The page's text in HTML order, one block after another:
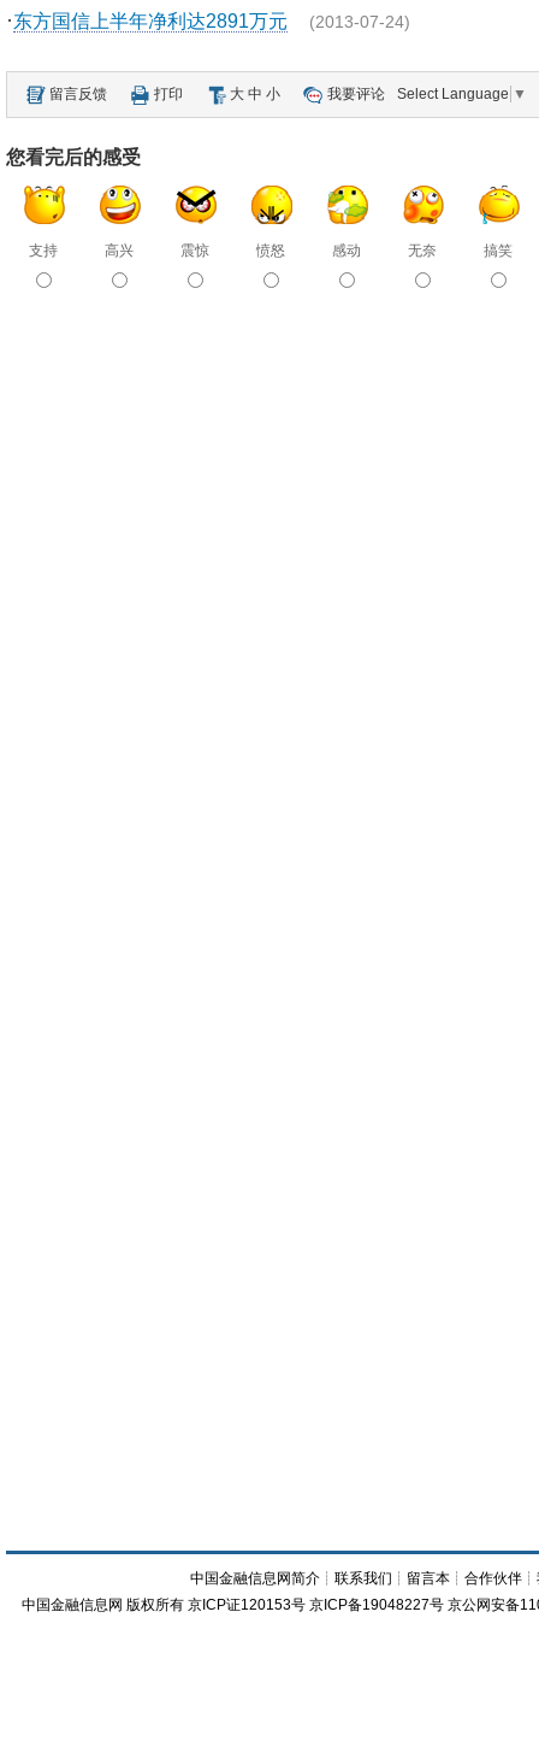
·东方国信上半年净利达2891万元 (2013-07-24)
留言反馈 打印 大 中 小 我要评论 Select Language ▼
您看完后的感受
支持 高兴 震惊 愤怒 感动 无奈 搞笑
中国金融信息网简介 ┊联系我们 ┊ 留言本 ┊合作伙伴 ┊
中国金融信息网 版权所有 京ICP证120153号 京ICP备19048227号 京公网安备